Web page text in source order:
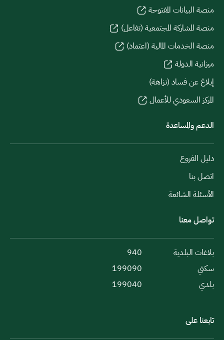
منصة البيانات المفتوحة
منصة المشاركة المجتمعية (تفاعل)
منصة الخدمات المالية (اعتماد)
ميزانية الدولة
إبلاغ عن فساد (نزاهة)
المركز السعودي للأعمال
الدعم والمساعدة
دليل الفروع
اتصل بنا
الأسئلة الشائعة
تواصل معنا
بلاغات البلدية
940
سكني
199090
بلدي
199040
تابعنا على